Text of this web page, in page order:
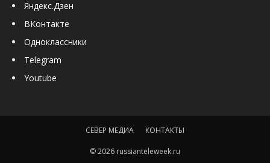
Яндекс.Дзен
ВКонтакте
Одноклассники
Telegram
Youtube
СЕВЕР МЕДИА КОНТАКТЫ
© 2026 russianteleweek.ru